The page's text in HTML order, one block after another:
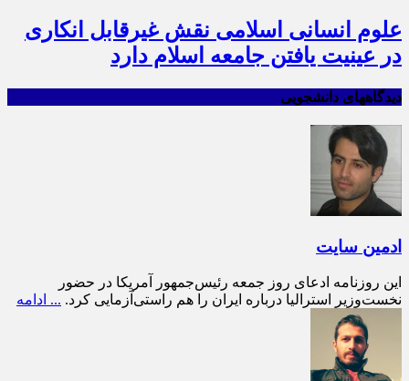
علوم انسانی اسلامی نقش غیرقابل انکاری
در عینیت یافتن جامعه اسلام دارد
دیدگاههای دانشجویی
ادمین سایت
این روزنامه ادعای روز جمعه رئیس‌جمهور آمریکا در حضور
نخست‌وزیر استرالیا درباره ایران را هم راستی‌آزمایی کرد. ... ادامه